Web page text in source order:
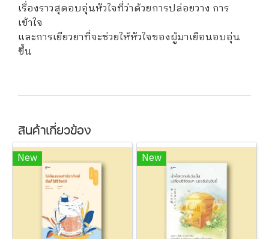
เรื่องราวสุดอบอุ่นหัวใจที่ว่าด้วยการปล่อยวาง การ
เข้าใจ
และการเยียวยาที่จะช่วยให้หัวใจของผู้มาเยือนอบอุ่น
ขึ้น
สินค้าเกี่ยวข้อง
New New